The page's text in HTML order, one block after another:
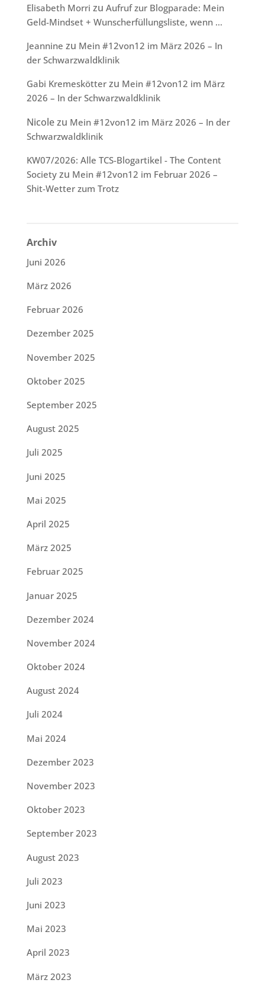
Elisabeth Morri zu Aufruf zur Blogparade: Mein
Geld-Mindset + Wunscherfüllungsliste, wenn …
Jeannine zu Mein #12von12 im März 2026 – In
der Schwarzwaldklinik
Gabi Kremeskötterzu Mein #12von12 im März
2026 – In der Schwarzwaldklinik
Nicolezu Mein #12von12 im März 2026 – In der
Schwarzwaldklinik
KW07/2026: Alle TCS-Blogartikel - The Content
Societyzu Mein #12von12 im Februar 2026 –
Shit-Wetter zum Trotz
Archiv
Juni 2026
März 2026
Februar 2026
Dezember 2025
November 2025
Oktober 2025
September 2025
August 2025
Juli 2025
Juni 2025
Mai 2025
April 2025
März 2025
Februar 2025
Januar 2025
Dezember 2024
November 2024
Oktober 2024
August 2024
Juli 2024
Mai 2024
Dezember 2023
November 2023
Oktober 2023
September 2023
August 2023
Juli 2023
Juni 2023
Mai 2023
April 2023
März 2023